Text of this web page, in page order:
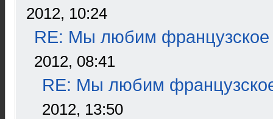
2012, 10:24
RE: Мы любим французское
2012, 08:41
RE: Мы любим
2012, 13:50